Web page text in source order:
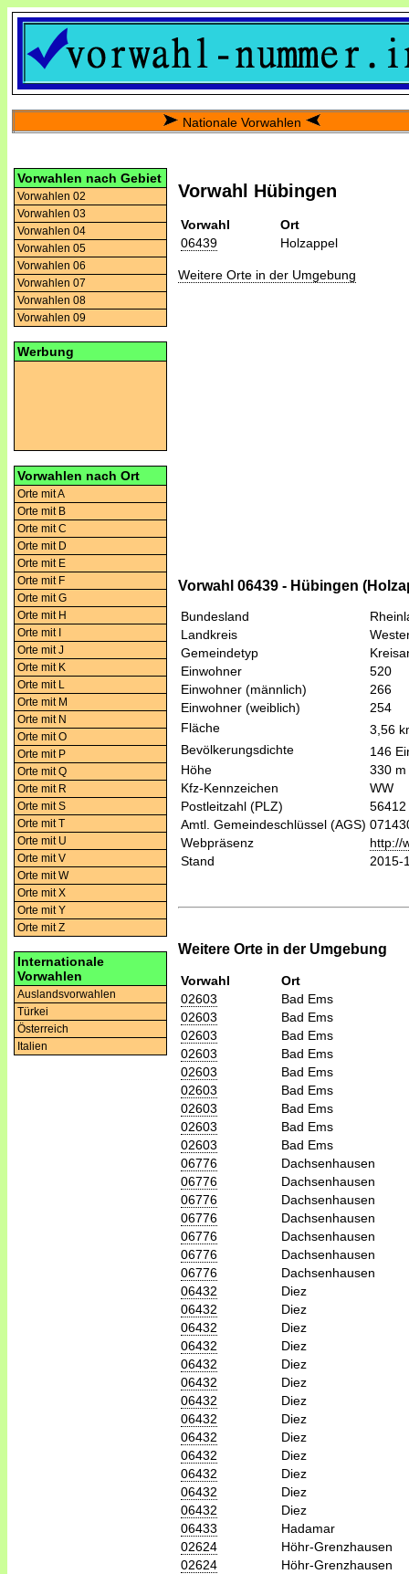
Nationale Vorwahlen
Vorwahlen nach Gebiet
Vorwahlen 02
Vorwahlen 03
Vorwahlen 04
Vorwahlen 05
Vorwahlen 06
Vorwahlen 07
Vorwahlen 08
Vorwahlen 09
Werbung
Vorwahlen nach Ort
Orte mit A
Orte mit B
Orte mit C
Orte mit D
Orte mit E
Orte mit F
Orte mit G
Orte mit H
Orte mit I
Orte mit J
Orte mit K
Orte mit L
Orte mit M
Orte mit N
Orte mit O
Orte mit P
Orte mit Q
Orte mit R
Orte mit S
Orte mit T
Orte mit U
Orte mit V
Orte mit W
Orte mit X
Orte mit Y
Orte mit Z
Internationale
Vorwahlen
Auslandsvorwahlen
Türkei
Österreich
Italien
Vorwahl Hübingen
Vorwahl
Ort
06439
Holzappel
Weitere Orte in der Umgebung
Vorwahl 06439 - Hübingen
Bundesland
Landkreis
Gemeindetyp
Einwohner
520
Einwohner (männlich)
266
Einwohner (weiblich)
254
Fläche
3,56
Bevölkerungsdichte
146
Höhe
330 m
Kfz-Kennzeichen
WW
Postleitzahl (PLZ)
56412
Amtl. Gemeindeschlüssel (AGS)
Webpräsenz
http://
Stand
2015-
Weitere Orte in der Umgebung
Vorwahl
Ort
02603
Bad Ems
02603
Bad Ems
02603
Bad Ems
02603
Bad Ems
02603
Bad Ems
02603
Bad Ems
02603
Bad Ems
02603
Bad Ems
02603
Bad Ems
06776
Dachsenhausen
06776
Dachsenhausen
06776
Dachsenhausen
06776
Dachsenhausen
06776
Dachsenhausen
06776
Dachsenhausen
06776
Dachsenhausen
06432
Diez
06432
Diez
06432
Diez
06432
Diez
06432
Diez
06432
Diez
06432
Diez
06432
Diez
06432
Diez
06432
Diez
06432
Diez
06432
Diez
06432
Diez
06433
Hadamar
02624
Höhr-Grenzhausen
02624
Höhr-Grenzhausen